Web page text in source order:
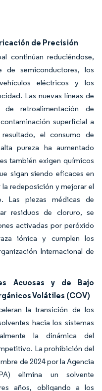
de Precisión
continúan reduciéndose,
de semiconductores, los
eléctricos y los
Las nuevas líneas de
de retroalimentación de
superficial a
el consumo de
pureza ha aumentado
también exigen químicos
sigan siendo eficaces en
redeposición y mejorar el
Las piezas médicas de
residuos de cloruro, se
activadas por peróxido
iónica y cumplen los
Internacional de
Acuosas y de Bajo
Volátiles (COV)
la transición de los
hacia los sistemas
la dinámica del
La prohibición del
de 2024 por la Agencia
elimina un solvente
años, obligando a los